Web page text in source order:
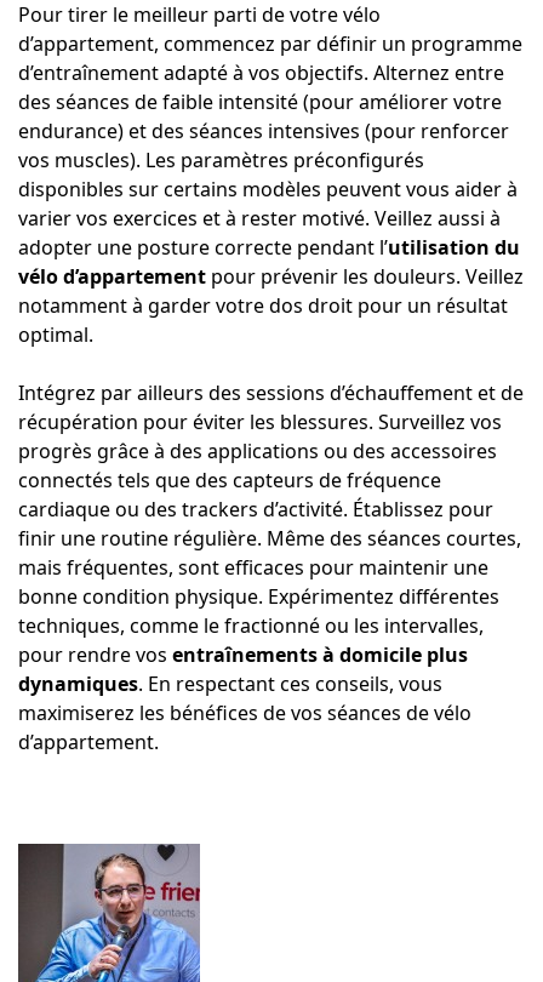
Pour tirer le meilleur parti de votre vélo
d’appartement, commencez par définir un programme
d’entraînement adapté à vos objectifs. Alternez entre
des séances de faible intensité (pour améliorer votre
endurance) et des séances intensives (pour renforcer
vos muscles). Les paramètres préconfigurés
disponibles sur certains modèles peuvent vous aider à
varier vos exercices et à rester motivé. Veillez aussi à
adopter une posture correcte pendant l’utilisation du
vélo d’appartement pour prévenir les douleurs. Veillez
notamment à garder votre dos droit pour un résultat
optimal.
Intégrez par ailleurs des sessions d’échauffement et de
récupération pour éviter les blessures. Surveillez vos
progrès grâce à des applications ou des accessoires
connectés tels que des capteurs de fréquence
cardiaque ou des trackers d’activité. Établissez pour
finir une routine régulière. Même des séances courtes,
mais fréquentes, sont efficaces pour maintenir une
bonne condition physique. Expérimentez différentes
techniques, comme le fractionné ou les intervalles,
pour rendre vos entraînements à domicile plus
dynamiques. En respectant ces conseils, vous
maximiserez les bénéfices de vos séances de vélo
d’appartement.